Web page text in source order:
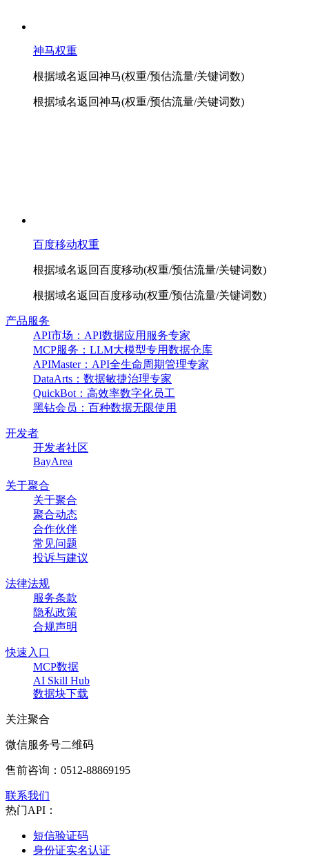
神马权重
根据域名返回神马(权重/预估流量/关键词数)
根据域名返回神马(权重/预估流量/关键词数)
百度移动权重
根据域名返回百度移动(权重/预估流量/关键词数)
根据域名返回百度移动(权重/预估流量/关键词数)
产品服务
API市场：API数据应用服务专家
MCP服务：LLM大模型专用数据仓库
APIMaster：API全生命周期管理专家
DataArts：数据敏捷治理专家
QuickBot：高效率数字化员工
黑钻会员：百种数据无限使用
开发者
开发者社区
BayArea
关于聚合
关于聚合
聚合动态
合作伙伴
常见问题
投诉与建议
法律法规
服务条款
隐私政策
合规声明
快速入口
MCP数据
AI Skill Hub
数据块下载
关注聚合
微信服务号二维码
售前咨询： 0512-88869195
联系我们
热门API：
短信验证码
身份证实名认证